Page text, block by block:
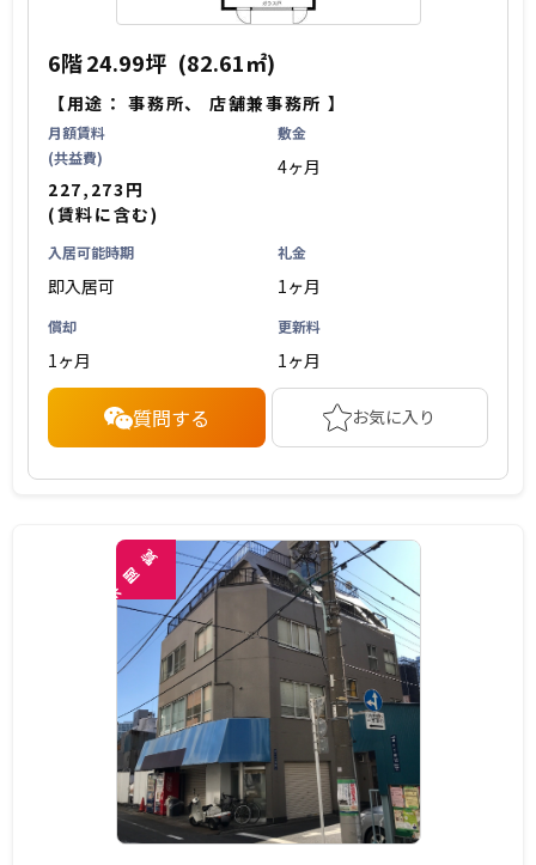
6階24.99坪 (82.61㎡)
【用途：事務所、 店舗兼事務所 】
月額賃料
(共益費)
227,273円
(賃料に含む)
敷金
4ヶ月
入居可能時期
即入居可
礼金
1ヶ月
償却
1ヶ月
更新料
1ヶ月
質問する お気に入り
未
閲
覧